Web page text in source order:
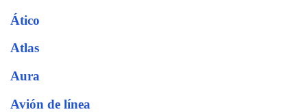
Ático
Atlas
Aura
Avión de línea